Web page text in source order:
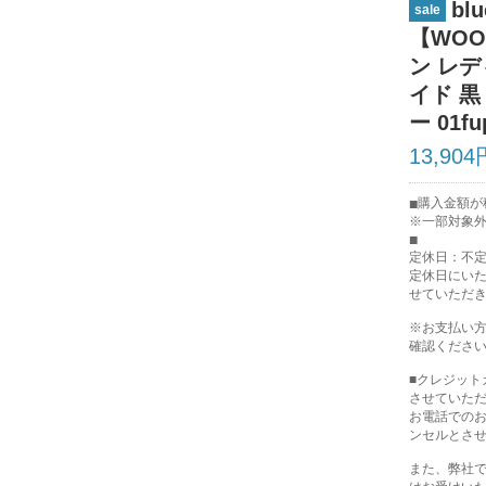
sale
【
ン レ
イド
ー
13,904
購入金額
※一部対象
定休日：不
定休日にい
せていただ
※お支払い
確認くださ
■クレジット
させていた
お電話での
ンセルとさ
また、弊社